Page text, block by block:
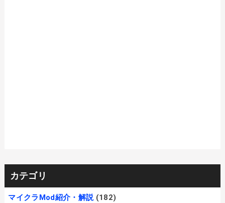
カテゴリ
マイクラMod紹介・解説 (182)